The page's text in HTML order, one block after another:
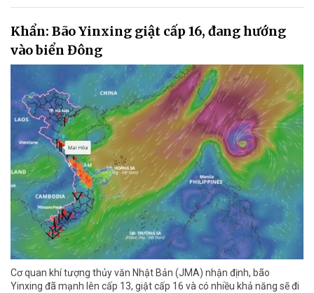
Khẩn: Bão Yinxing giật cấp 16, đang hướng
vào biển Đông
Cơ quan khí tượng thủy văn Nhật Bản (JMA) nhận định, bão
Yinxing đã mạnh lên cấp 13, giật cấp 16 và có nhiều khả năng sẽ đi